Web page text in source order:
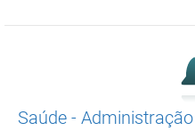
Saúde -